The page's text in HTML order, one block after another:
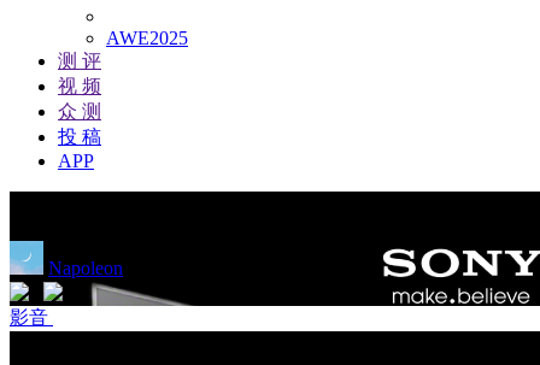
AWE2025
测 评
视 频
众 测
投 稿
APP
Napoleon
影音